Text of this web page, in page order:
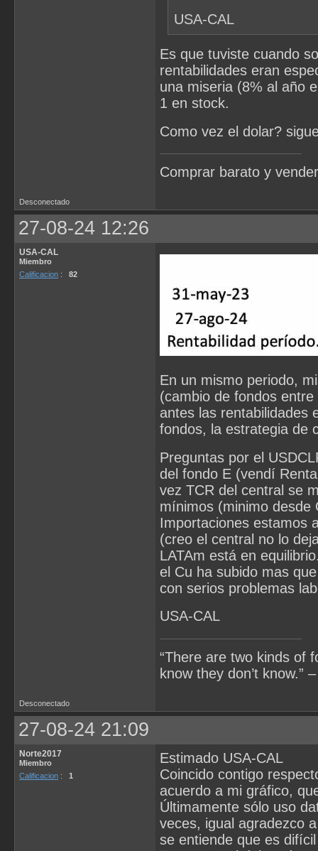
USA-CAL
Es que tuviste cuando
rentabilidades eran
una miseria (8% al año
1 en stock.
Como vez el dolar?
Comprar barato y
Desconectado
27-08-24 12:26
USA-CAL
Miembro
Calificacion : 82
En un mismo periodo,
(cambio de fondos
antes las rentabilidades
fondos, la estrategia de
Preguntas por el
del fondo E (vendí
vez TCR del central se
mínimos (minimo desde
Importaciones estamos
(creo el central no lo
LATAm está en
el Cu ha subido mas
con serios problemas
USA-CAL
“There are two kinds of
know they don’t know.”
Desconectado
27-08-24 21:09
Norte2017
Miembro
Calificacion : 1
Estimado USA-CAL
Coincido contigo
acuerdo a mi gráfico,
Últimamente sólo uso
veces, igual agradezco
se entiende que es